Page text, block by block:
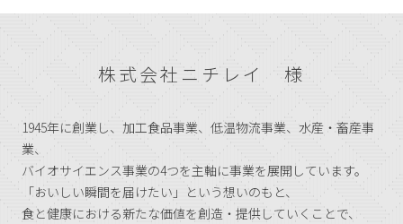
株式会社ニチレイ 様
1945年に創業し、加工食品事業、低温物流事業、水産・畜産事
業、
バイオサイエンス事業の4つを主軸に事業を展開しています。
「おいしい瞬間を届けたい」という想いのもと、
食と健康における新たな価値を創造・提供していくことで、